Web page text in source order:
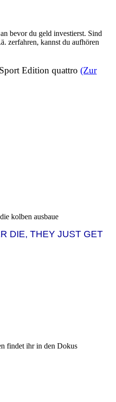
bevor du geld investierst. Sind
zerfahren, kannst du aufhören
Edition quattro (Zur
kolben ausbaue
DIE, THEY JUST GET
findet ihr in den Dokus